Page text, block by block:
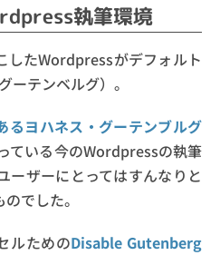
執筆環境
したWordpressがデフォルト
グーテンベルグ）。
るヨハネス・グーテンブルグ
ている今のWordpressの執筆
ザーにとってはすんなりと
でした。
ルためのDisable Gutenberg